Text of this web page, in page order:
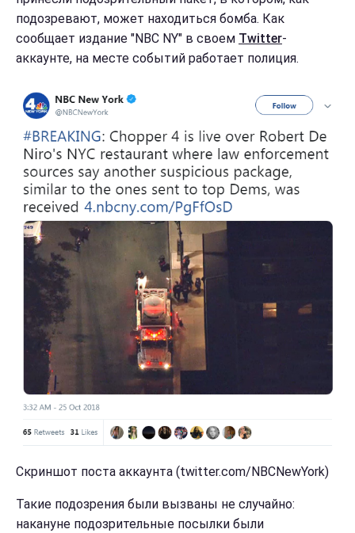
подозревают, может находиться бомба. Как
сообщает издание "NBC NY" в своем Twitter-
аккаунте, на месте событий работает полиция.
Скриншот поста аккаунта (twitter.com/NBCNewYork)
Такие подозрения были вызваны не случайно:
накануне подозрительные посылки были